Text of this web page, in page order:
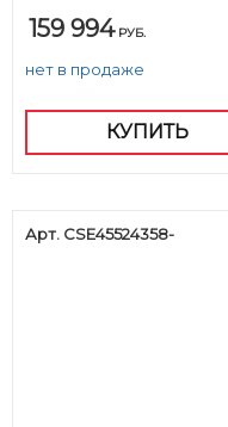
159 994 РУБ.
нет в продаже
КУПИТЬ
Арт. CSE45524358-